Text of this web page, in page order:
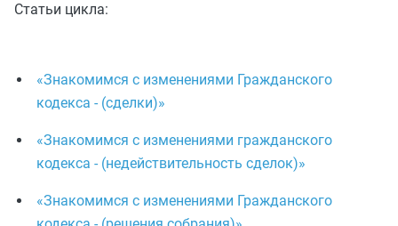
Статьи цикла:
«Знакомимся с изменениями Гражданского
кодекса - (сделки)»
«Знакомимся с изменениями гражданского
кодекса - (недействительность сделок)»
«Знакомимся с изменениями Гражданского